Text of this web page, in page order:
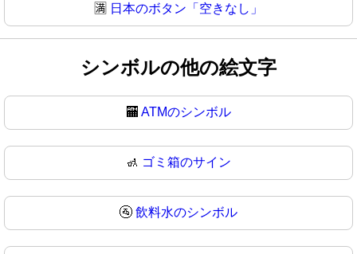
🈵 日本のボタン「空きなし」
シンボルの他の絵文字
🏧 ATMのシンボル
🚮 ゴミ箱のサイン
🚰 飲料水のシンボル